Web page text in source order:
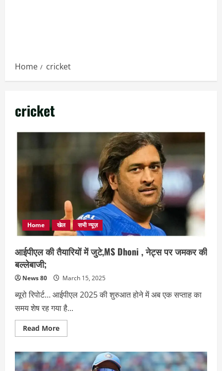
Home cricket
cricket
Home खेल सभी न्यूज़
आईपीएल की तैयारियों में जुटे,MS Dhoni , नेट्स पर जमकर की
बल्लेबाजी;
News 80 March 15, 2025
ब्यूरो रिपोर्ट… आईपीएल 2025 की शुरुआत होने में अब एक सप्ताह का
समय शेष रह गया है...
Read MoreRead
more
की
तैयारियों